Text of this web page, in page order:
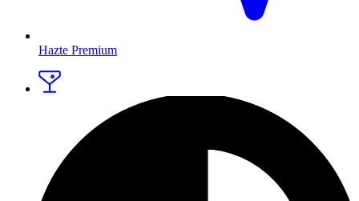
Hazte Premium